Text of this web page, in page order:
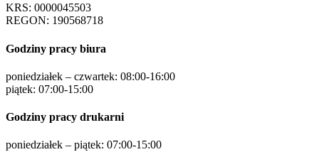
KRS: 0000045503
REGON: 190568718
Godziny pracy biura
poniedziałek – czwartek: 08:00-16:00
piątek: 07:00-15:00
Godziny pracy drukarni
poniedziałek – piątek: 07:00-15:00